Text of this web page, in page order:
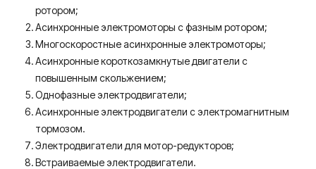
ротором;
Асинхронные электромоторы с фазным ротором;
Многоскоростные асинхронные электромоторы;
Асинхронные короткозамкнутые двигатели с
повышенным скольжением;
Однофазные электродвигатели;
Асинхронные электродвигатели с электромагнитным
тормозом.
Электродвигатели для мотор-редукторов;
Встраиваемые электродвигатели.